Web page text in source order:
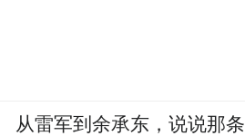
从雷军到余承东，说说那条